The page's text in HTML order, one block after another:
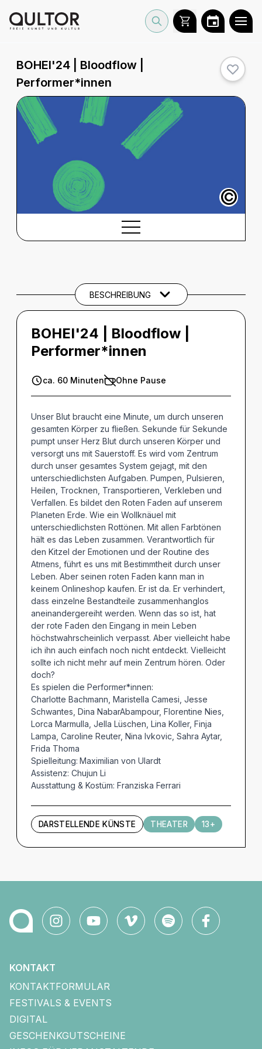
BOHEI'24 | Bloodflow |
Performer*innen
©
BESCHREIBUNG
BOHEI'24 | Bloodflow |
Performer*innen
ca. 60 Minuten Ohne Pause
Unser Blut braucht eine Minute, um durch unseren
gesamten Körper zu fließen. Sekunde für Sekunde
pumpt unser Herz Blut durch unseren Körper und
versorgt uns mit Sauerstoff. Es wird vom Zentrum
durch unser gesamtes System gejagt, mit den
unterschiedlichsten Aufgaben. Pumpen, Pulsieren,
Heilen, Trocknen, Transportieren, Verkleben und
Verfallen. Es bildet den Roten Faden auf unserem
Planeten Erde. Wie ein Wollknäuel mit
unterschiedlichsten Rottönen. Mit allen Farbtönen
hält es das Leben zusammen. Verantwortlich für
den Kitzel der Emotionen und der Routine des
Atmens, führt es uns mit Bestimmtheit durch unser
Leben. Aber seinen roten Faden kann man in
keinem Onlineshop kaufen. Er ist da. Er verhindert,
dass einzelne Bestandteile zusammenhanglos
aneinandergereiht werden. Wenn das so ist, hat
der rote Faden den Eingang in mein Leben
höchstwahrscheinlich verpasst. Aber vielleicht habe
ich ihn auch einfach noch nicht entdeckt. Vielleicht
sollte ich nicht mehr auf mein Zentrum hören. Oder
doch?
Es spielen die Performer*innen:
Charlotte Bachmann, Maristella Camesi, Jesse
Schwantes, Dina NabarAbampour, Florentine Nies,
Lorca Marmulla, Jella Lüschen, Lina Koller, Finja
Lampa, Caroline Reuter, Nina Ivkovic, Sahra Aytar,
Frida Thoma
Spielleitung: Maximilian von Ulardt
Assistenz: Chujun Li
Ausstattung & Kostüm: Franziska Ferrari
DARSTELLENDE KÜNSTE THEATER 13+
KONTAKT
KONTAKTFORMULAR
FESTIVALS & EVENTS
DIGITAL
GESCHENKGUTSCHEINE